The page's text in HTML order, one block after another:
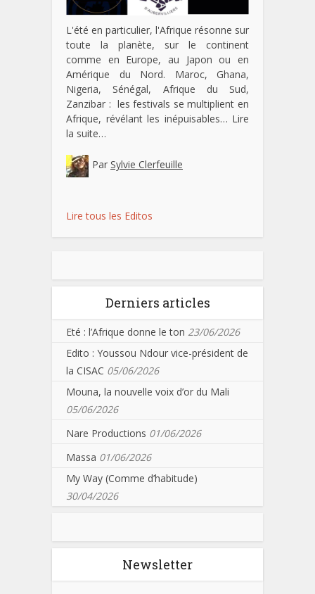
L'été en particulier, l'Afrique résonne sur
toute la planète, sur le continent
comme en Europe, au Japon ou en
Amérique du Nord. Maroc, Ghana,
Nigeria, Sénégal, Afrique du Sud,
Zanzibar : les festivals se multiplient en
Afrique, révélant les inépuisables… Lire
la suite…
Par Sylvie Clerfeuille
Lire tous les Editos
Derniers articles
Eté : l’Afrique donne le ton 23/06/2026
Edito : Youssou Ndour vice-président de
la CISAC 05/06/2026
Mouna, la nouvelle voix d’or du Mali
05/06/2026
Nare Productions 01/06/2026
Massa 01/06/2026
My Way (Comme d’habitude)
30/04/2026
Newsletter